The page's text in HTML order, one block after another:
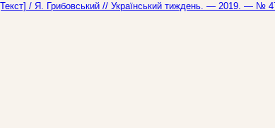
[Текст] / Я. Грибовський // Український тиждень. — 2019. — №